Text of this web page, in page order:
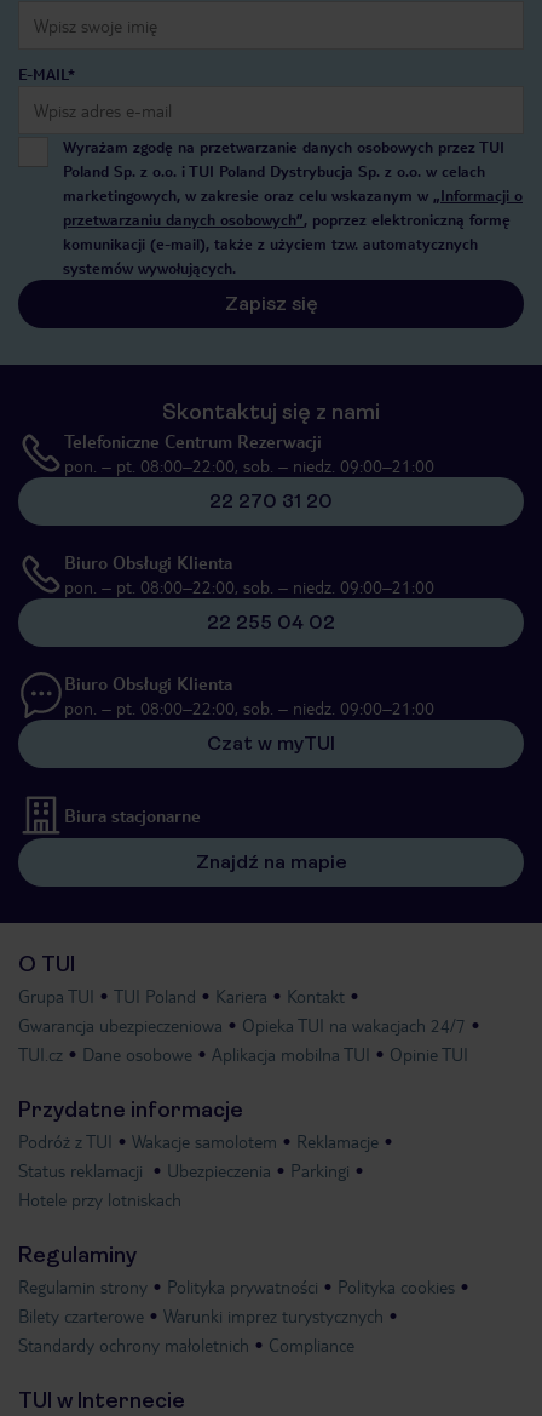
E-MAIL*
Wyrażam zgodę na przetwarzanie danych osobowych przez TUI
Poland Sp. z o.o. i TUI Poland Dystrybucja Sp. z o.o. w celach
marketingowych, w zakresie oraz celu wskazanym w „Informacji o
przetwarzaniu danych osobowych”, poprzez elektroniczną formę
komunikacji (e-mail), także z użyciem tzw. automatycznych
systemów wywołujących.
Zapisz się
Skontaktuj się z nami
Telefoniczne Centrum Rezerwacji
pon. – pt. 08:00–22:00, sob. – niedz. 09:00–21:00
22 270 31 20
Biuro Obsługi Klienta
pon. – pt. 08:00–22:00, sob. – niedz. 09:00–21:00
22 255 04 02
Biuro Obsługi Klienta
pon. – pt. 08:00–22:00, sob. – niedz. 09:00–21:00
Czat w myTUI
Biura stacjonarne
Znajdź na mapie
O TUI
Grupa TUI TUI Poland Kariera
Kontakt
Gwarancja ubezpieczeniowa
Opieka TUI na wakacjach 24/7
TUI.cz
Dane osobowe Aplikacja mobilna TUI Opinie TUI
Przydatne informacje
Podróż z TUI Wakacje samolotem
Reklamacje
Status reklamacji
Ubezpieczenia
Parkingi
Hotele przy lotniskach
Regulaminy
Regulamin strony Polityka prywatności
Polityka cookies
Bilety czarterowe
Warunki imprez turystycznych
Standardy ochrony małoletnich
Compliance
TUI w Internecie